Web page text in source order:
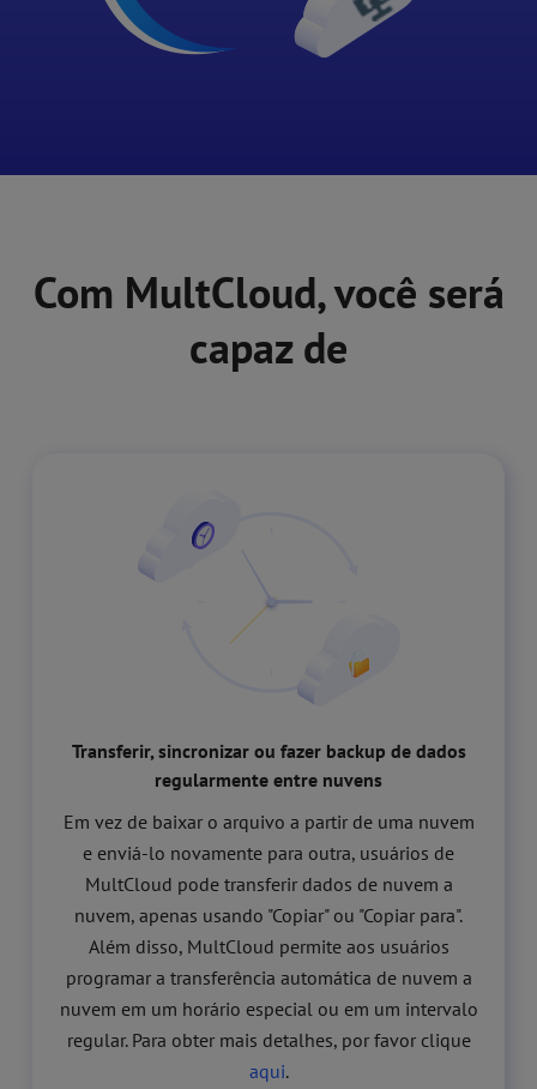
Com MultCloud, você será
capaz de
Transferir, sincronizar ou fazer backup de dados
regularmente entre nuvens
Em vez de baixar o arquivo a partir de uma nuvem
e enviá-lo novamente para outra, usuários de
MultCloud pode transferir dados de nuvem a
nuvem, apenas usando "Copiar" ou "Copiar para".
Além disso, MultCloud permite aos usuários
programar a transferência automática de nuvem a
nuvem em um horário especial ou em um intervalo
regular. Para obter mais detalhes, por favor clique
aqui.